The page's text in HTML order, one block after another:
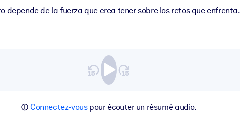
depende de la fuerza que crea tener sobre los retos que enfrenta.
Connectez-vouspour écouter un résumé audio.